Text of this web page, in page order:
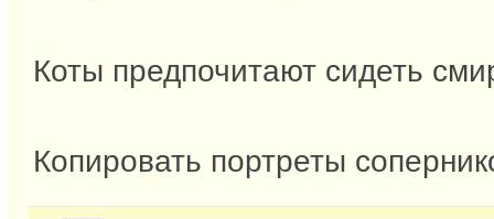
Коты предпочитают сидеть
Копировать портреты